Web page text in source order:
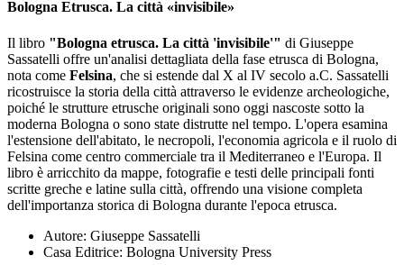
Bologna Etrusca. La città «invisibile»
Il libro "Bologna etrusca. La città 'invisibile'" di Giuseppe
Sassatelli offre un'analisi dettagliata della fase etrusca di Bologna,
nota come Felsina, che si estende dal X al IV secolo a.C. Sassatelli
ricostruisce la storia della città attraverso le evidenze archeologiche,
poiché le strutture etrusche originali sono oggi nascoste sotto la
moderna Bologna o sono state distrutte nel tempo. L'opera esamina
l'estensione dell'abitato, le necropoli, l'economia agricola e il ruolo di
Felsina come centro commerciale tra il Mediterraneo e l'Europa. Il
libro è arricchito da mappe, fotografie e testi delle principali fonti
scritte greche e latine sulla città, offrendo una visione completa
dell'importanza storica di Bologna durante l'epoca etrusca.
Autore: Giuseppe Sassatelli
Casa Editrice: Bologna University Press